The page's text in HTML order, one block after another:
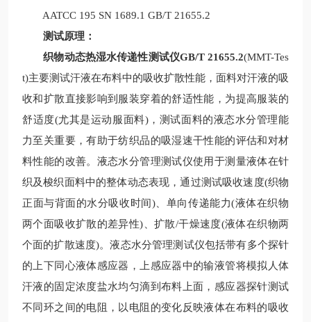
AATCC 195 SN 1689.1 GB/T 21655.2
测试原理：
织物动态热湿水传递性测试仪GB/T 21655.2(MMT-Tes
t)主要测试汗液在布料中的吸收扩散性能，面料对汗液的吸
收和扩散直接影响到服装穿着的舒适性能，为提高服装的
舒适度(尤其是运动服面料)，测试面料的液态水分管理能
力至关重要，有助于纺织品的吸湿速干性能的评估和对材
料性能的改善。液态水分管理测试仪使用于测量液体在针
织及梭织面料中的整体动态表现，通过测试吸收速度(织物
正面与背面的水分吸收时间)、单向传递能力(液体在织物
两个面吸收扩散的差异性)、扩散/干燥速度(液体在织物两
个面的扩散速度)。液态水分管理测试仪包括带有多个探针
的上下同心液体感应器，上感应器中的输液管将模拟人体
汗液的固定浓度盐水均匀滴到布料上面，感应器探针测试
不同环之间的电阻，以电阻的变化反映液体在布料的吸收